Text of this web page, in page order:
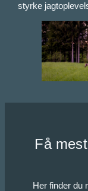
styrke
Få
Her finder du